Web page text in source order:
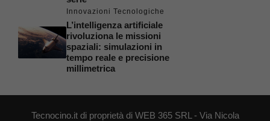
Innovazioni Tecnologiche
L’intelligenza artificiale
rivoluziona le missioni
spaziali: simulazioni in
tempo reale e precisione
millimetrica
Tecnocino.it di proprietà di WEB 365 SRL - Via Nicola